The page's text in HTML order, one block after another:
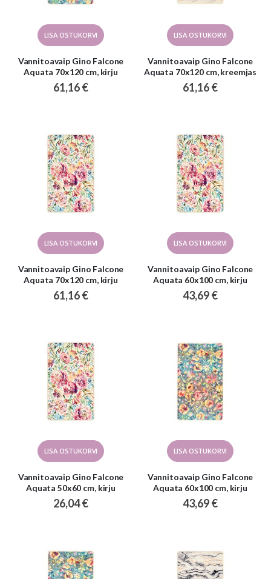
LISA OSTUKORVI
Vannitoavaip Gino Falcone
Aquata 70x120 cm, kirju
61,16 €
LISA OSTUKORVI
Vannitoavaip Gino Falcone
Aquata 70x120 cm, kreemjas
61,16 €
LISA OSTUKORVI
Vannitoavaip Gino Falcone
Aquata 70x120 cm, kirju
61,16 €
LISA OSTUKORVI
Vannitoavaip Gino Falcone
Aquata 60x100 cm, kirju
43,69 €
LISA OSTUKORVI
Vannitoavaip Gino Falcone
Aquata 50x60 cm, kirju
26,04 €
LISA OSTUKORVI
Vannitoavaip Gino Falcone
Aquata 60x100 cm, kirju
43,69 €